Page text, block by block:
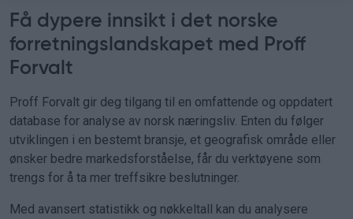
Få dypere innsikt i det norske
forretningslandskapet med Proff
Forvalt
Proff Forvalt gir deg tilgang til en omfattende og oppdatert
database for analyse av norsk næringsliv. Enten du følger
utviklingen i en bestemt bransje, et geografisk område eller
ønsker bedre markedsforståelse, får du verktøyene som
trengs for å ta mer treffsikre beslutninger.
Med avansert statistikk og nøkkeltall kan du analysere